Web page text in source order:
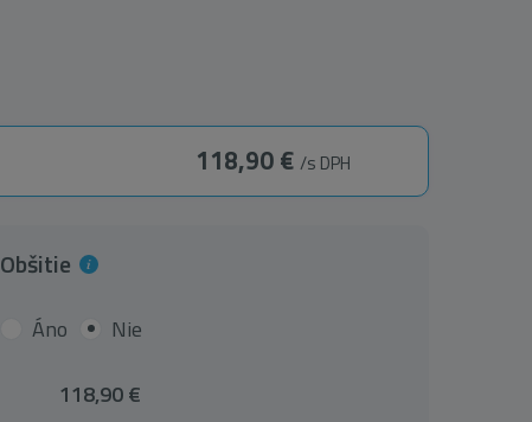
118,90 € /s DPH
Obšitie
Áno Nie
118,90 €